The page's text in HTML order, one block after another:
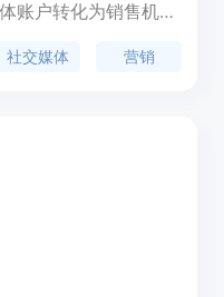
账户转化为销售机
社交媒体 营销